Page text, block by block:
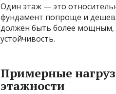
Один этаж — это
фундамент попроще и
должен быть более мощным,
устойчивость.
Примерные
этажности